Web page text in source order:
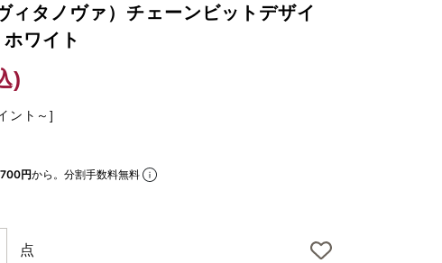
足にあった靴の選び方お支払い方法について
特定商取引法に基づく表
ィタノヴァ）チェーンビットデザイ
ワイト
)
ント～]
円から。分割手数料無料
点